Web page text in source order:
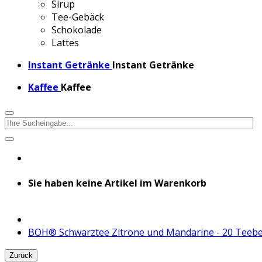
Sirup
Tee-Gebäck
Schokolade
Lattes
Instant Getränke Instant Getränke
Kaffee Kaffee
Sie haben keine Artikel im Warenkorb
BOH® Schwarztee Zitrone und Mandarine - 20
Zurück